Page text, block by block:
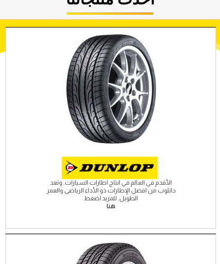
الأقدم في العالم في انتاج اطارات السيارات. وتعد
دانلوب من افضل الإطارات ذو الأداء الرياضى والعمر
الطويل. للمزيد اضغط
هنا